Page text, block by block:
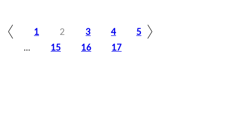
1 2 3 4
5
…
15 16 17